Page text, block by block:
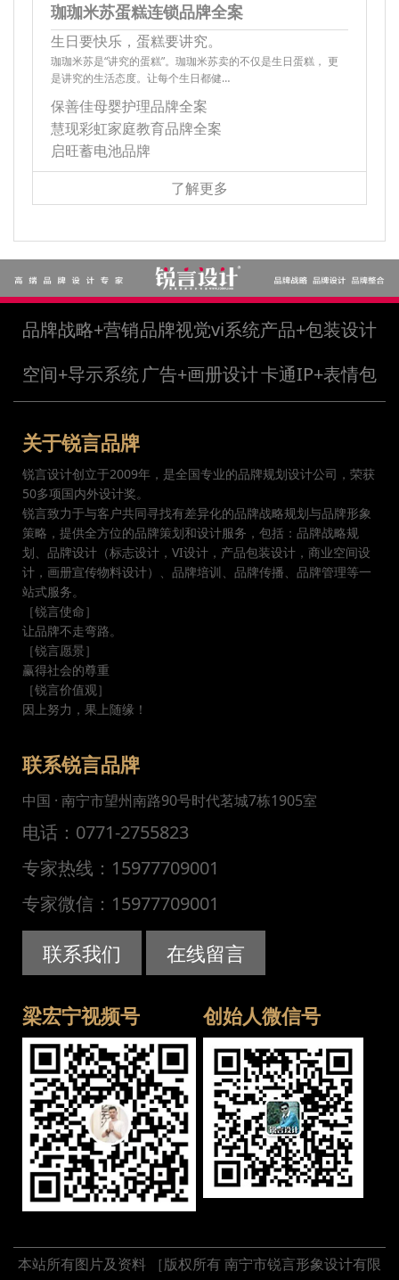
珈珈米苏蛋糕连锁品牌全案
生日要快乐，蛋糕要讲究。
珈珈米苏是“讲究的蛋糕”。珈珈米苏卖的不仅是生日蛋糕， 更
是讲究的生活态度。让每个生日都健…
保善佳母婴护理品牌全案
慧现彩虹家庭教育品牌全案
启旺蓄电池品牌
了解更多
品牌战略+营销品牌视觉vi系统产品+包装设计
空间+导示系统广告+画册设计卡通IP+表情包
关于锐言品牌
锐言设计创立于2009年，是全国专业的品牌规划设计公司，荣获
50多项国内外设计奖。
锐言致力于与客户共同寻找有差异化的品牌战略规划与品牌形象
策略，提供全方位的品牌策划和设计服务，包括：品牌战略规
划、品牌设计（标志设计，VI设计，产品包装设计，商业空间设
计，画册宣传物料设计）、品牌培训、品牌传播、品牌管理等一
站式服务。
［锐言使命］
让品牌不走弯路。
［锐言愿景］
赢得社会的尊重
［锐言价值观］
因上努力，果上随缘！
联系锐言品牌
中国 · 南宁市望州南路90号时代茗城7栋1905室
电话：0771-2755823
专家热线：15977709001
专家微信：15977709001
联系我们 在线留言
梁宏宁视频号 创始人微信号
本站所有图片及资料 ［版权所有 南宁市锐言形象设计有限